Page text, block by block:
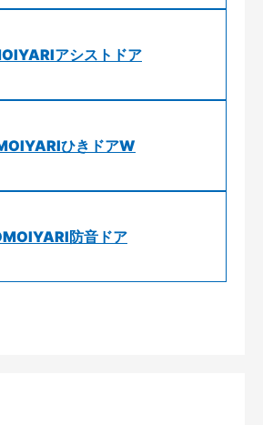
アシストドア
ひきドアW
防音ドア